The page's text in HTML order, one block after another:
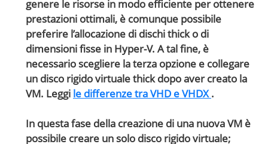
genere le risorse in modo efficiente per ottenere
prestazioni ottimali, è comunque possibile
preferire l’allocazione di dischi thick o di
dimensioni fisse in Hyper-V. A tal fine, è
necessario scegliere la terza opzione e collegare
un disco rigido virtuale thick dopo aver creato la
VM. Leggi le differenze tra VHD e VHDX.
In questa fase della creazione di una nuova VM è
possibile creare un solo disco rigido virtuale;